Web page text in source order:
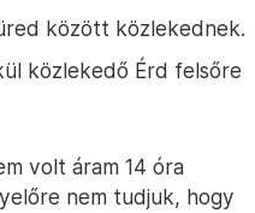
között közlekednek.
közlekedő Érd felsőre
volt áram 14 óra
nem tudjuk, hogy